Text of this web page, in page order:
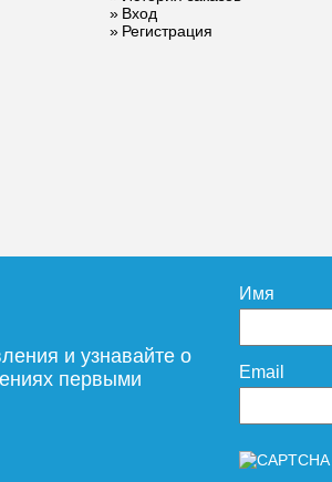
Вход
Регистрация
и узнавайте о
первыми
Имя
Email